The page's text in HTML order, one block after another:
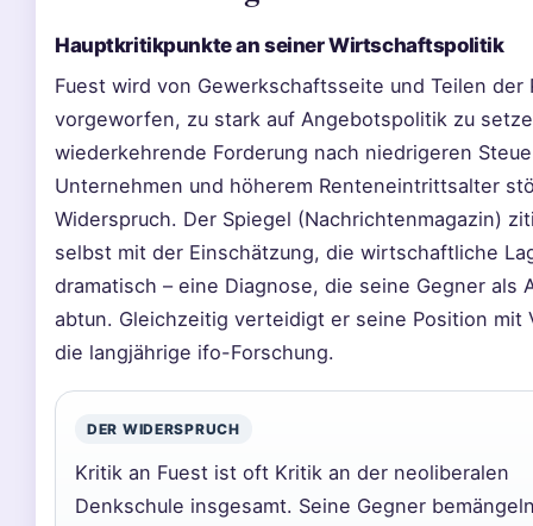
Hauptkritikpunkte an seiner Wirtschaftspolitik
Fuest wird von Gewerkschaftsseite und Teilen der
vorgeworfen, zu stark auf Angebotspolitik zu
wiederkehrende Forderung nach niedrigeren
Unternehmen und höherem Renteneintrittsalter
Widerspruch. Der Spiegel (Nachrichtenmagazin)
selbst mit der Einschätzung, die wirtschaftliche
dramatisch – eine Diagnose, die seine Gegner als
abtun. Gleichzeitig verteidigt er seine Position mit
die langjährige ifo-Forschung.
DER WIDERSPRUCH
Kritik an Fuest ist oft Kritik an der neoliberalen
Denkschule insgesamt. Seine Gegner